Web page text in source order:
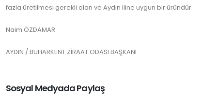
fazla üretilmesi gerekli olan ve Aydın iline uygun bir üründür.
Naim ÖZDAMAR
AYDIN / BUHARKENT ZİRAAT ODASI BAŞKANI
Sosyal Medyada Paylaş